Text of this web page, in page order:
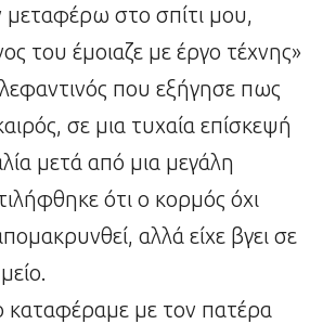
μεταφέρω στο σπίτι μου,
του έμοιαζε με έργο τέχνης»
που εξήγησε πως
σε μια τυχαία επίσκεψή
μετά από μια μεγάλη
ότι ο κορμός όχι
αλλά είχε βγει σε
με τον πατέρα